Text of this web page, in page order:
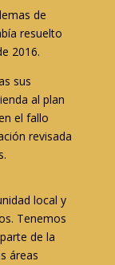
de
resuelto
2016.
sus
al plan
el fallo
revisada
local y
Tenemos
de la
áreas